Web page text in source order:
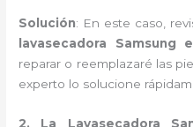
Solución: En este caso,
lavasecadora Samsung
reparar o reemplazaré las
experto lo solucione
2. La Lavasecadora